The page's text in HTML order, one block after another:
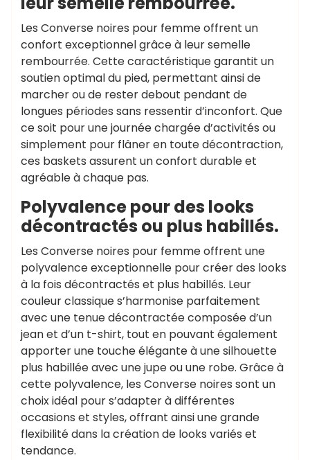
Les Converse noires pour femme offrent un
confort exceptionnel grâce à leur semelle
rembourrée. Cette caractéristique garantit un
soutien optimal du pied, permettant ainsi de
marcher ou de rester debout pendant de
longues périodes sans ressentir d’inconfort. Que
ce soit pour une journée chargée d’activités ou
simplement pour flâner en toute décontraction,
ces baskets assurent un confort durable et
agréable à chaque pas.
Polyvalence pour des looks
décontractés ou plus habillés.
Les Converse noires pour femme offrent une
polyvalence exceptionnelle pour créer des looks
à la fois décontractés et plus habillés. Leur
couleur classique s’harmonise parfaitement
avec une tenue décontractée composée d’un
jean et d’un t-shirt, tout en pouvant également
apporter une touche élégante à une silhouette
plus habillée avec une jupe ou une robe. Grâce à
cette polyvalence, les Converse noires sont un
choix idéal pour s’adapter à différentes
occasions et styles, offrant ainsi une grande
flexibilité dans la création de looks variés et
tendance.